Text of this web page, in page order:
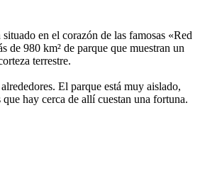
en el corazón de las famosas «Red
de 980 km² de parque que muestran un
terrestre.
El parque está muy aislado,
hay cerca de allí cuestan una fortuna.